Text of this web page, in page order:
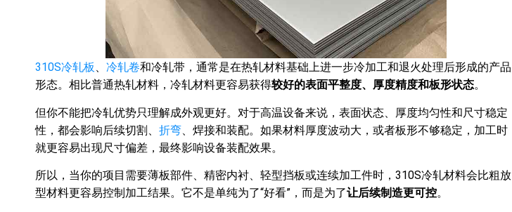
310S冷轧板 、 冷轧卷和冷轧带，通常是在热轧材料基础上进一步冷加工和退火处理后形成的产品
形态。相比普通热轧材料，冷轧材料更容易获得较好的表面平整度、厚度精度和板形状态。
但你不能把冷轧优势只理解成外观更好。对于高温设备来说，表面状态、厚度均匀性和尺寸稳定
性，都会影响后续切割、 折弯 、焊接和装配。如果材料厚度波动大，或者板形不够稳定，加工时
就更容易出现尺寸偏差，最终影响设备装配效果。
所以，当你的项目需要薄板部件、精密内衬、轻型挡板或连续加工件时，310S冷轧材料会比粗放
型材料更容易控制加工结果。它不是单纯为了“好看”，而是为了让后续制造更可控。